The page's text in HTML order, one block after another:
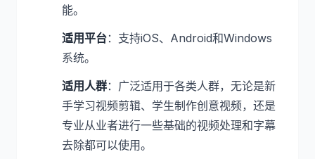
能。
适用平台：支持iOS、Android和Windows
系统。
适用人群：广泛适用于各类人群，无论是新
手学习视频剪辑、学生制作创意视频，还是
专业从业者进行一些基础的视频处理和字幕
去除都可以使用。